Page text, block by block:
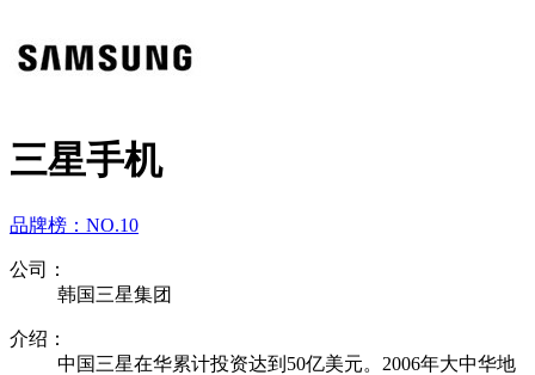
三星手机
品牌榜： NO.10
公司：
韩国三星集团
介绍：
中国三星在华累计投资达到50亿美元。2006年大中华地